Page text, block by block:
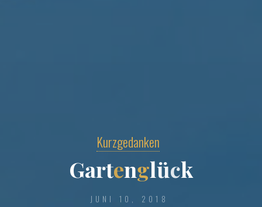
Kurzgedanken
Gartenglück
JUNI 10, 2018